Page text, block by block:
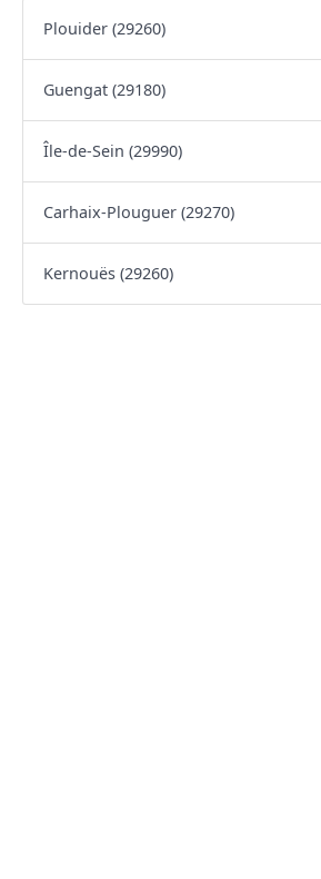
Plouider (29260)
Guengat (29180)
Île-de-Sein (29990)
Carhaix-Plouguer (29270)
Kernouës (29260)